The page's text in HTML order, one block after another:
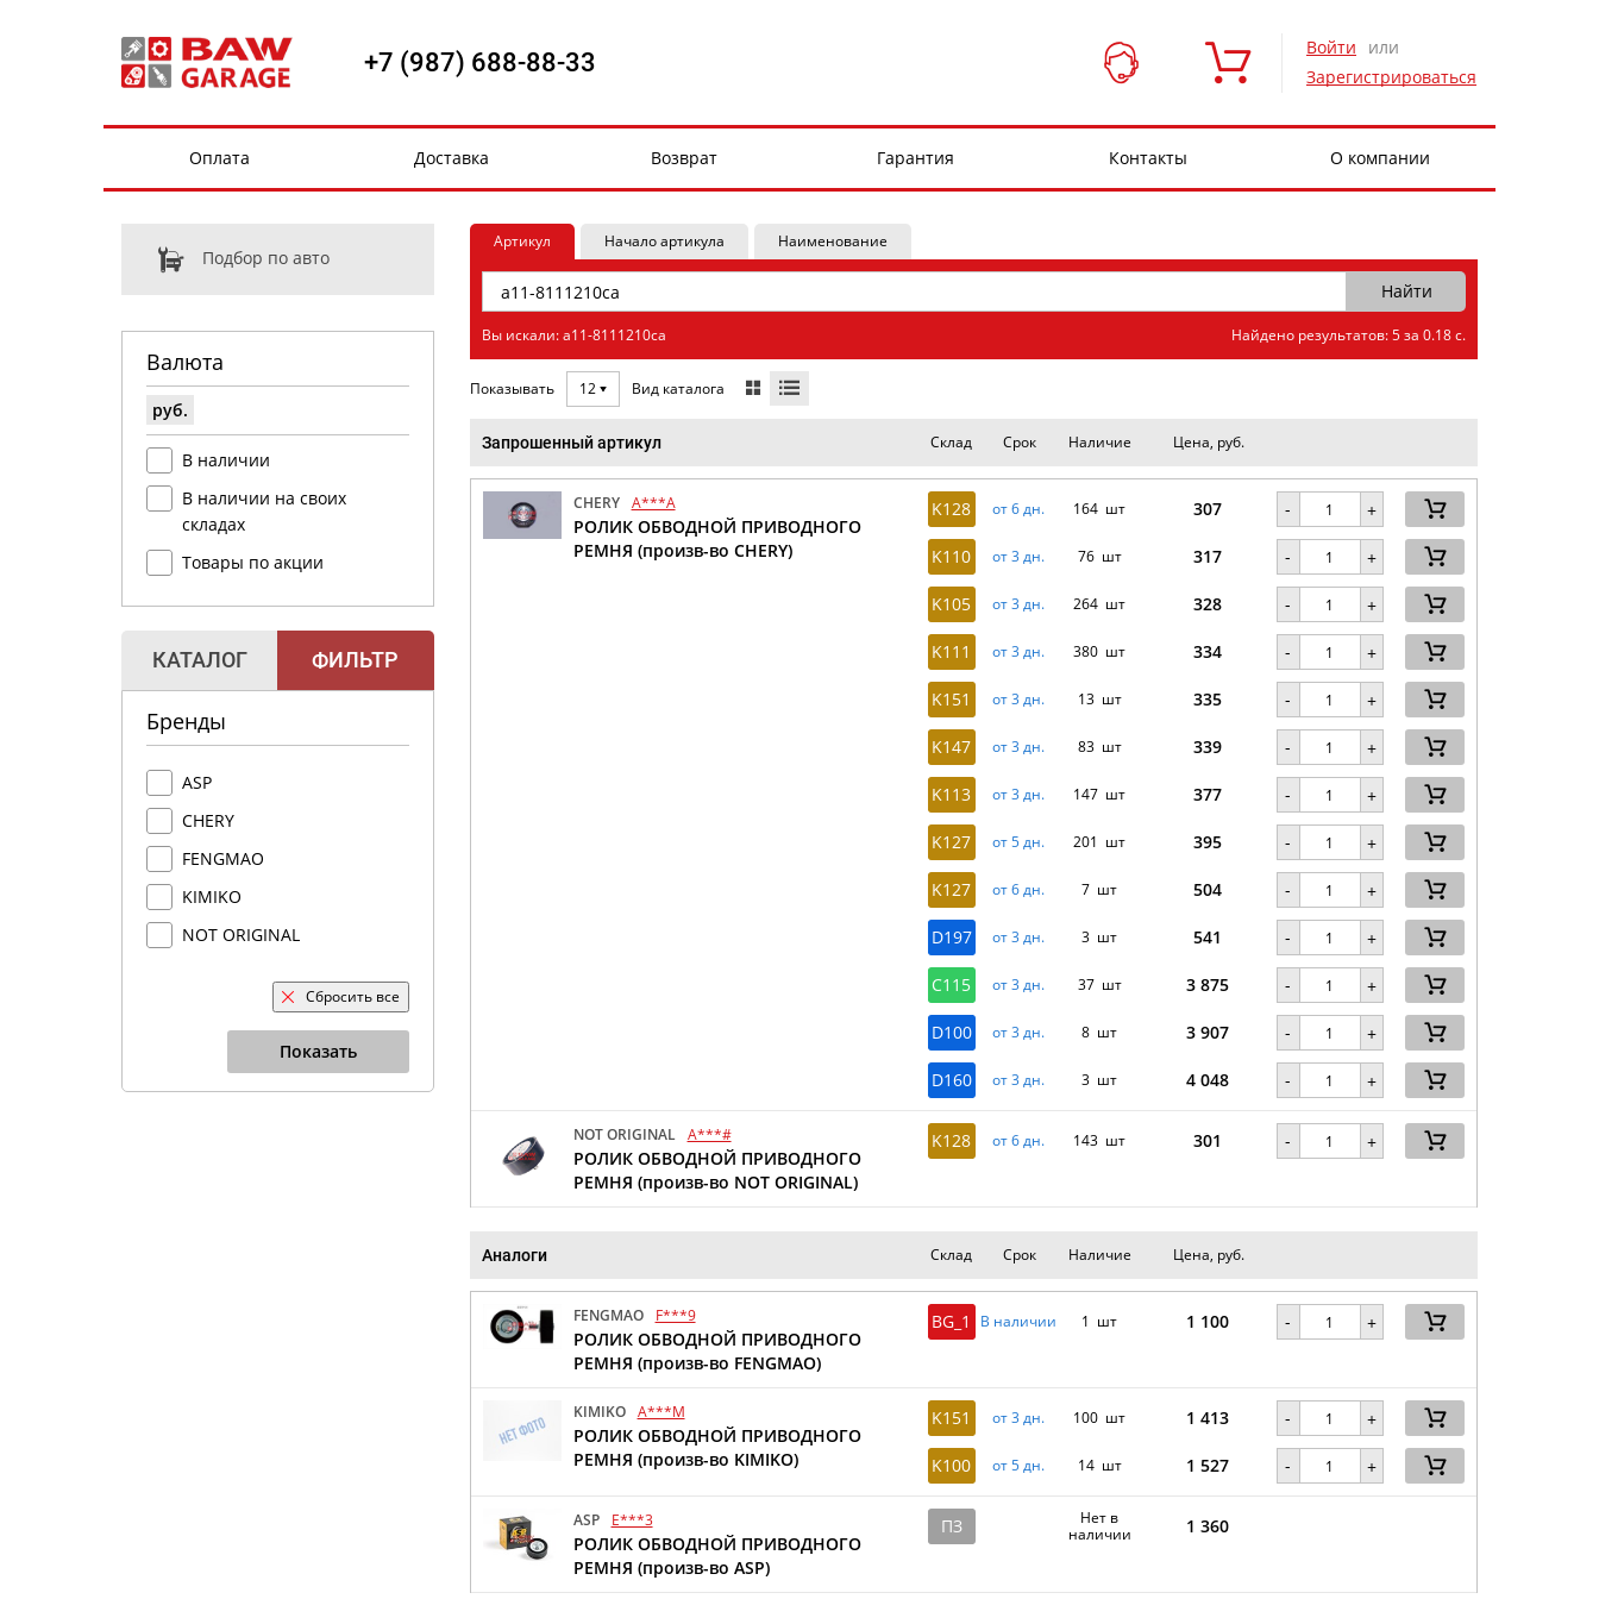
+7 (987) 688-88-33 Войти
или
Зарегистрироваться
Оплата Доставка Возврат Гарантия Контакты О компании
Подбор по авто
Валюта
руб.
В наличии
В наличии на своих
складах
Товары по акции
КАТАЛОГ ФИЛЬТР
Бренды
ASP
CHERY
FENGMAO
KIMIKO
NOT ORIGINAL
Сбросить все
Показать
Артикул Начало артикула Наименование
Вы искали: a11-8111210ca Найдено результатов: 5 за 0.18 с.
Показывать 12 Вид каталога
Запрошенный артикул Склад Срок Наличие Цена, руб.
CHERY A***A
РОЛИК ОБВОДНОЙ ПРИВОДНОГО
РЕМНЯ (произв-во CHERY)
K128 от 6 дн. 164 шт 307 - +
K110 от 3 дн. 76 шт 317 - +
K105 от 3 дн. 264 шт 328 - +
K111 от 3 дн. 380 шт 334 - +
K151 от 3 дн. 13 шт 335 - +
K147 от 3 дн. 83 шт 339 - +
K113 от 3 дн. 147 шт 377 - +
K127 от 5 дн. 201 шт 395 - +
K127 от 6 дн. 7 шт 504 - +
D197 от 3 дн. 3 шт 541 - +
C115 от 3 дн. 37 шт 3 875 - +
D100 от 3 дн. 8 шт 3 907 - +
D160 от 3 дн. 3 шт 4 048 - +
NOT ORIGINAL A***#
РОЛИК ОБВОДНОЙ ПРИВОДНОГО
РЕМНЯ (произв-во NOT ORIGINAL)
K128 от 6 дн. 143 шт 301 - +
Аналоги Склад Срок Наличие Цена, руб.
FENGMAO F***9
РОЛИК ОБВОДНОЙ ПРИВОДНОГО
РЕМНЯ (произв-во FENGMAO)
BG_1 В наличии 1 шт 1 100 - +
KIMIKO A***M
РОЛИК ОБВОДНОЙ ПРИВОДНОГО
РЕМНЯ (произв-во KIMIKO)
K151 от 3 дн. 100 шт 1 413 - +
K100 от 5 дн. 14 шт 1 527 - +
ASP E***3
РОЛИК ОБВОДНОЙ ПРИВОДНОГО
РЕМНЯ (произв-во ASP)
ПЗ
Нет в
наличии
1 360